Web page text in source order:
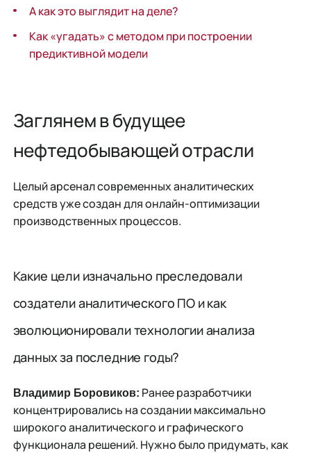
А как это выглядит на деле?
Как «угадать» с методом при построении
предиктивной модели
Заглянем в будущее
нефтедобывающей отрасли
Целый арсенал современных аналитических
средств уже создан для онлайн-оптимизации
производственных процессов.
Какие цели изначально преследовали
создатели аналитического ПО и как
эволюционировали технологии анализа
данных за последние годы?
Владимир Боровиков: Ранее разработчики
концентрировались на создании максимально
широкого аналитического и графического
функционала решений. Нужно было придумать, как